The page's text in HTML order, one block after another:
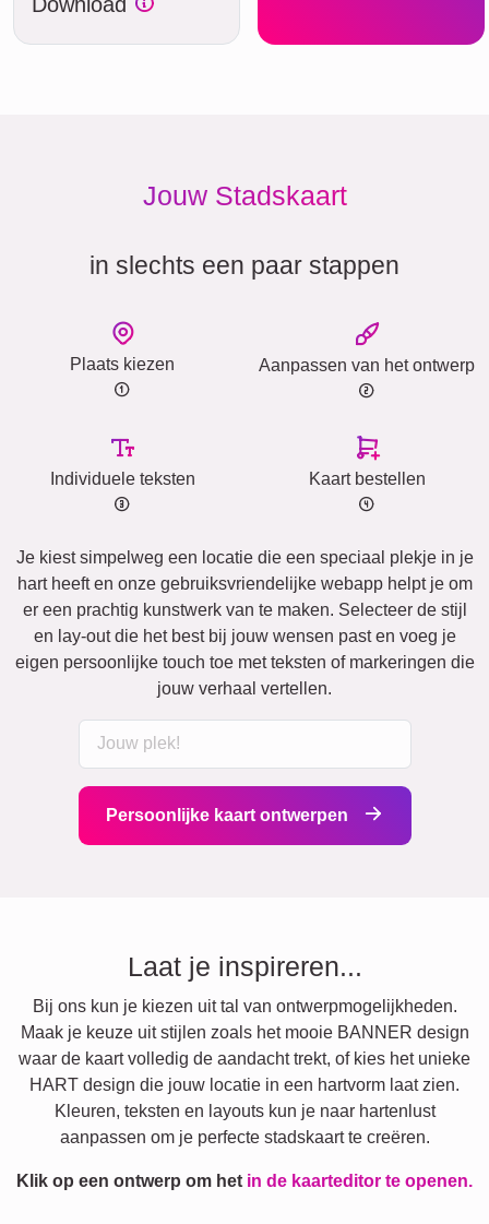
Jouw Stadskaart
in slechts een paar stappen
Plaats kiezen Aanpassen van het ontwerp
Individuele teksten Kaart bestellen
Je kiest simpelweg een locatie die een speciaal plekje in je
hart heeft en onze gebruiksvriendelijke webapp helpt je om
er een prachtig kunstwerk van te maken. Selecteer de stijl
en lay-out die het best bij jouw wensen past en voeg je
eigen persoonlijke touch toe met teksten of markeringen die
jouw verhaal vertellen.
Persoonlijke kaart ontwerpen
Laat je inspireren...
Bij ons kun je kiezen uit tal van ontwerpmogelijkheden.
Maak je keuze uit stijlen zoals het mooie BANNER design
waar de kaart volledig de aandacht trekt, of kies het unieke
HART design die jouw locatie in een hartvorm laat zien.
Kleuren, teksten en layouts kun je naar hartenlust
aanpassen om je perfecte stadskaart te creëren.
Klik op een ontwerp om het in de kaarteditor te openen.